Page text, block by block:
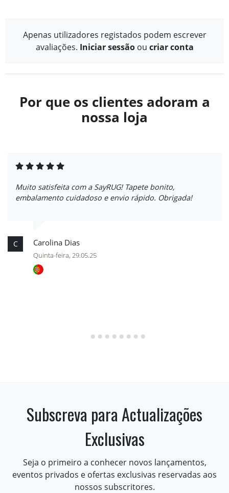
Apenas utilizadores registados podem escrever
avaliações. Iniciar sessão ou criar conta
Por que os clientes adoram a
nossa loja
Muito satisfeita com a SayRUG! Tapete bonito,
embalamento cuidadoso e envio rápido. Obrigada!
C Carolina Dias
Quinta-feira, 29.05.25
Subscreva para Actualizações
Exclusivas
Seja o primeiro a conhecer novos lançamentos,
eventos privados e ofertas exclusivas reservadas aos
nossos subscritores.